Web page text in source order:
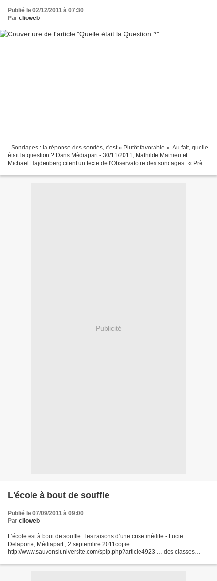
Publié le 02/12/2011 à 07:30
Par clioweb
- Sondages : la réponse des sondés, c'est « Plutôt favorable ». Au fait, quelle
était la question ? Dans Médiapart - 30/11/2011, Mathilde Mathieu et
Michaël Hajdenberg citent un texte de l'Observatoire des sondages : « Près
Publicité
L'école à bout de souffle
Publié le 07/09/2011 à 09:00
Par clioweb
L’école est à bout de souffle : les raisons d’une crise inédite - Lucie
Delaporte, Médiapart , 2 septembre 2011copie :
http://www.sauvonsluniversite.com/spip.php?article4923 … des classes